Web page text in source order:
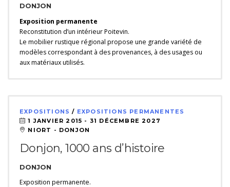
DONJON
Exposition permanente
Reconstitution d’un intérieur Poitevin.
Le mobilier rustique régional propose une grande variété de
modèles correspondant à des provenances, à des usages ou
aux matériaux utilisés.
EXPOSITIONS / EXPOSITIONS PERMANENTES
1 JANVIER 2015 - 31 DÉCEMBRE 2027
NIORT - DONJON
Donjon, 1000 ans d’histoire
DONJON
Exposition permanente.